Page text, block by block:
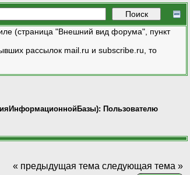
(страница "Внешний вид форума", пункт
рассылок mail.ru и subscribe.ru, то
Пользователю
« предыдущая тема следующая тема »